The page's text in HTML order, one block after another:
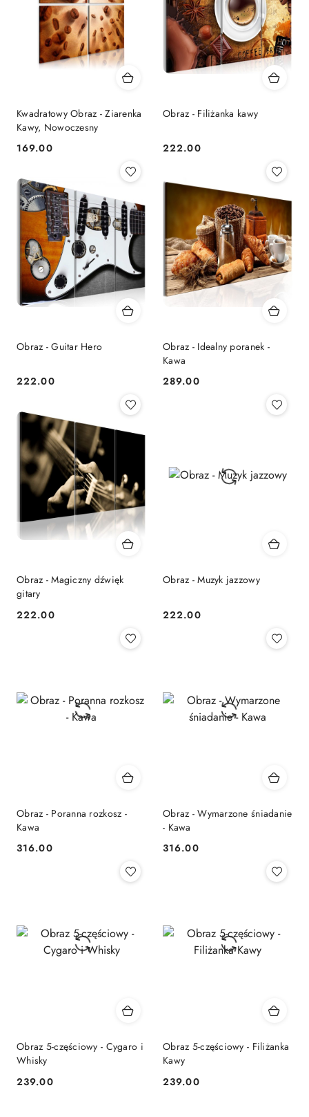
Kwadratowy Obraz - Ziarenka
Kawy, Nowoczesny
Cena:
169.00
Obraz - Filiżanka kawy
Cena:
222.00
Obraz - Guitar Hero
Cena:
222.00
Obraz - Idealny poranek -
Kawa
Cena:
289.00
Obraz - Magiczny dźwięk
gitary
Cena:
222.00
Obraz - Muzyk jazzowy
Cena:
222.00
Obraz - Poranna rozkosz -
Kawa
Cena:
316.00
Obraz - Wymarzone śniadanie
- Kawa
Cena:
316.00
Obraz 5-częściowy - Cygaro i
Whisky
Cena:
239.00
Obraz 5-częściowy - Filiżanka
Kawy
Cena:
239.00